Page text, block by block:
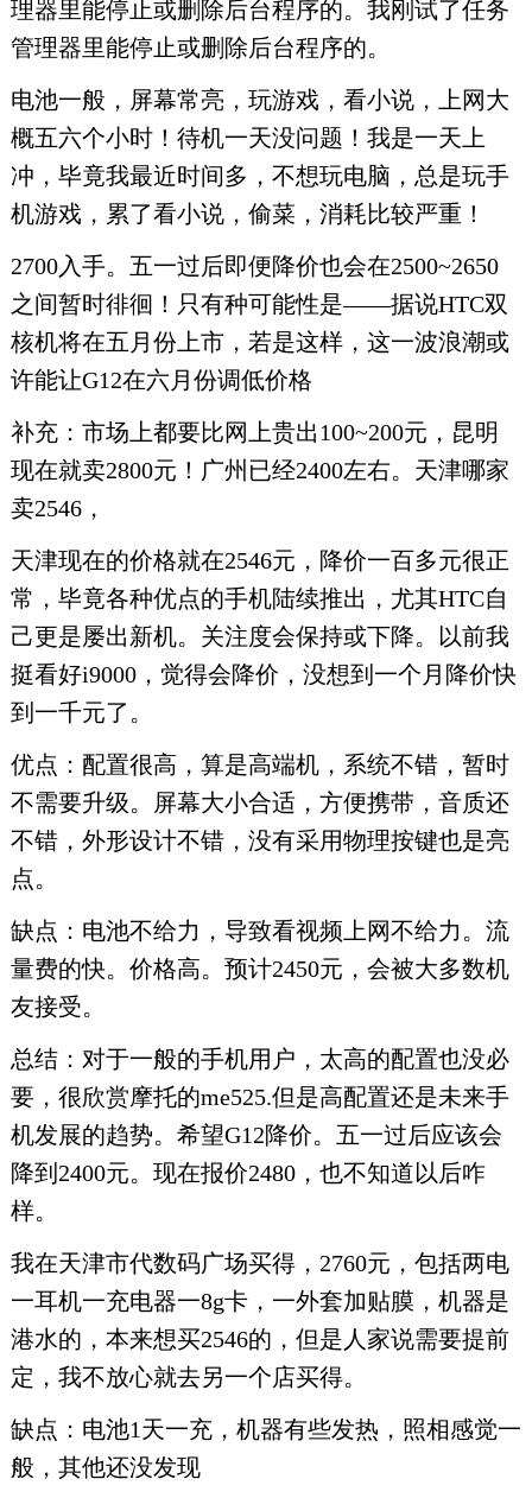
理器里能停止或删除后台程序的。我刚试了任务
管理器里能停止或删除后台程序的。
电池一般，屏幕常亮，玩游戏，看小说，上网大
概五六个小时！待机一天没问题！我是一天上
冲，毕竟我最近时间多，不想玩电脑，总是玩手
机游戏，累了看小说，偷菜，消耗比较严重！
2700入手。五一过后即便降价也会在2500~2650
之间暂时徘徊！只有种可能性是——据说HTC双
核机将在五月份上市，若是这样，这一波浪潮或
许能让G12在六月份调低价格
补充：市场上都要比网上贵出100~200元，昆明
现在就卖2800元！广州已经2400左右。天津哪家
卖2546，
天津现在的价格就在2546元，降价一百多元很正
常，毕竟各种优点的手机陆续推出，尤其HTC自
己更是屡出新机。关注度会保持或下降。以前我
挺看好i9000，觉得会降价，没想到一个月降价快
到一千元了。
优点：配置很高，算是高端机，系统不错，暂时
不需要升级。屏幕大小合适，方便携带，音质还
不错，外形设计不错，没有采用物理按键也是亮
点。
缺点：电池不给力，导致看视频上网不给力。流
量费的快。价格高。预计2450元，会被大多数机
友接受。
总结：对于一般的手机用户，太高的配置也没必
要，很欣赏摩托的me525.但是高配置还是未来手
机发展的趋势。希望G12降价。五一过后应该会
降到2400元。现在报价2480，也不知道以后咋
样。
我在天津市代数码广场买得，2760元，包括两电
一耳机一充电器一8g卡，一外套加贴膜，机器是
港水的，本来想买2546的，但是人家说需要提前
定，我不放心就去另一个店买得。
缺点：电池1天一充，机器有些发热，照相感觉一
般，其他还没发现